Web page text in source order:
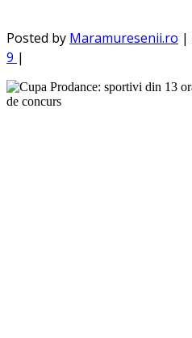
Posted by Maramuresenii.ro |
9 |